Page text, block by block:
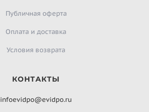
Публичная оферта
Оплата и доставка
Условия возврата
КОНТАКТЫ
infoevidpo@evidpo.ru